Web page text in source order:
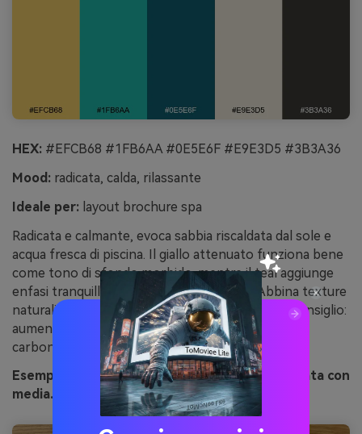
HEX: #EFCB68 #1FB6AA #0E5E6F #E9E3D5 #3B3A36
Mood: radicata, calda, rilassante
Ideale per: layout brochure spa
Radicata e calmante, evoca sabbia riscaldata dal sole e
acqua fresca di piscina. Il giallo attenuato funziona bene
come tono di sfondo morbido, mentre il teal aggiunge
enfasi tranquilla alle intestazioni sezione. Abbina texture
naturali come carta lino e icone minimal lineari. Consiglio:
aumenta il contrasto per il testo usando il grigio
carbone.
Esempio di immagine di oasi nel deserto generata con
media.io